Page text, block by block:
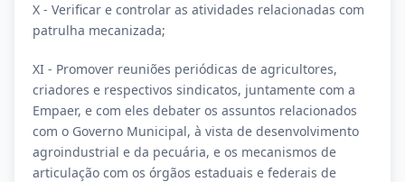
X - Verificar e controlar as atividades relacionadas com
patrulha mecanizada;
XI - Promover reuniões periódicas de agricultores,
criadores e respectivos sindicatos, juntamente com a
Empaer, e com eles debater os assuntos relacionados
com o Governo Municipal, à vista de desenvolvimento
agroindustrial e da pecuária, e os mecanismos de
articulação com os órgãos estaduais e federais de